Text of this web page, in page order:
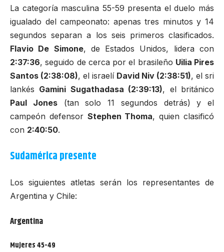
La categoría masculina 55-59 presenta el duelo más
igualado del campeonato: apenas tres minutos y 14
segundos separan a los seis primeros clasificados.
Flavio De Simone, de Estados Unidos, lidera con
2:37:36, seguido de cerca por el brasileño Uilia Pires
Santos (2:38:08), el israelí David Niv (2:38:51), el sri
lankés Gamini Sugathadasa (2:39:13), el británico
Paul Jones(tan solo 11 segundos detrás) y el
campeón defensor Stephen Thoma, quien clasificó
con 2:40:50.
Sudamérica presente
Los siguientes atletas serán los representantes de
Argentina y Chile:
Argentina
Mujeres 45-49